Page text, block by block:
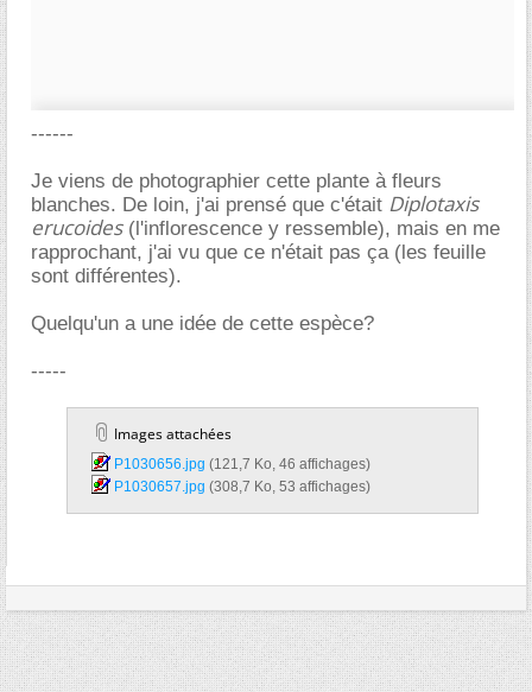
------
Je viens de photographier cette plante à fleurs
blanches. De loin, j'ai prensé que c'était Diplotaxis
erucoides(l'inflorescence y ressemble), mais en me
rapprochant, j'ai vu que ce n'était pas ça (les feuille
sont différentes).
Quelqu'un a une idée de cette espèce?
-----
Images attachées
P1030656.jpg‎ (121,7 Ko, 46 affichages)
P1030657.jpg‎ (308,7 Ko, 53 affichages)